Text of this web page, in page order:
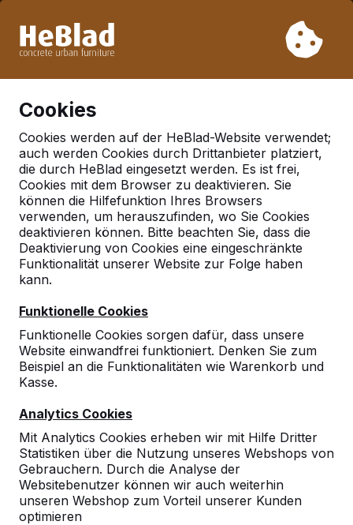
Woche 33 nicht. Bitte berücksichtigen Sie daher längere
Cookies
Cookies werden auf der HeBlad-Website verwendet;
auch werden Cookies durch Drittanbieter platziert,
die durch HeBlad eingesetzt werden. Es ist frei,
Cookies mit dem Browser zu deaktivieren. Sie
können die Hilfefunktion Ihres Browsers
verwenden, um herauszufinden, wo Sie Cookies
deaktivieren können. Bitte beachten Sie, dass die
Deaktivierung von Cookies eine eingeschränkte
Funktionalität unserer Website zur Folge haben
kann.
Funktionelle Cookies
Funktionelle Cookies sorgen dafür, dass unsere
Website einwandfrei funktioniert. Denken Sie zum
Beispiel an die Funktionalitäten wie Warenkorb und
Kasse.
Analytics Cookies
Mit Analytics Cookies erheben wir mit Hilfe Dritter
Statistiken über die Nutzung unseres Webshops von
Gebrauchern. Durch die Analyse der
Websitebenutzer können wir auch weiterhin
unseren Webshop zum Vorteil unserer Kunden
optimieren
Deutschland
Referenties in:
Schonteichen ot brauna
Geen reviews gevonden voor deze